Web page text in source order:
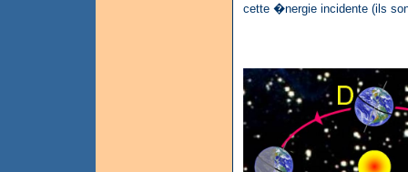
cette �nergie incidente (ils